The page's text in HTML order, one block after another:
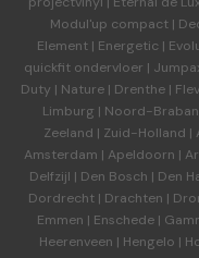
Modul'up compact|
Element | Energetic |
quickfit ondervloer |
Duty | Nature| Drenthe|
Limburg | Noord-
Zeeland | Zuid-Holland |
Amsterdam | Apeldoorn |
Delfzijl | Den Bosch | Den
Dordrecht| Drachten |
Emmen | Enschede |
Heerenveen | Hengelo |